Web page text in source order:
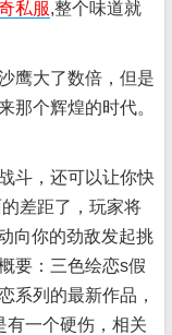
私服,整个味道就
大了数倍，但是
那个辉煌的时代。
斗，还可以让你快
差距了，玩家将
向你的劲敌发起挑
要：三色绘恋s假
系列的最新作品，
有一个硬伤，相关